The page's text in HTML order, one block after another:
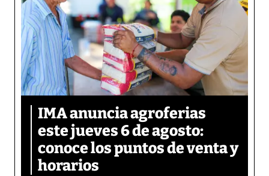
IMA anuncia agroferias
este jueves 6 de agosto:
conoce los puntos de venta y
horarios